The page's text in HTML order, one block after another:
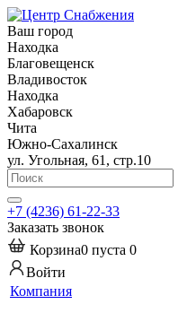
Ваш город
Находка
Благовещенск
Владивосток
Находка
Хабаровск
Чита
Южно-Сахалинск
ул. Угольная, 61, стр.10
+7 (4236) 61-22-33
Заказать звонок
Корзина0 пуста 0
Войти
Компания